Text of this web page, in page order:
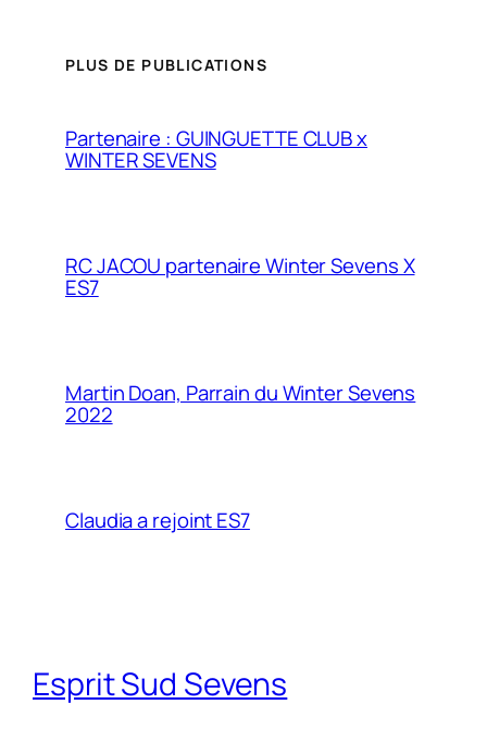
PLUS DE PUBLICATIONS
Partenaire : GUINGUETTE CLUB x
WINTER SEVENS
RC JACOU partenaire Winter Sevens X
ES7
Martin Doan, Parrain du Winter Sevens
2022
Claudia a rejoint ES7
Esprit Sud Sevens